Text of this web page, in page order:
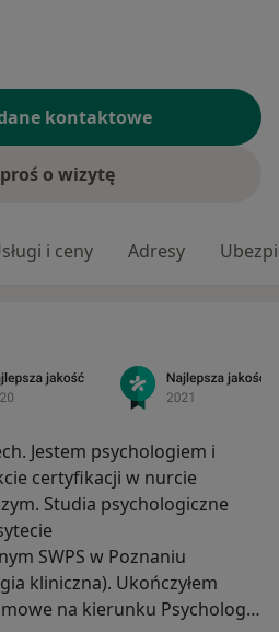
kontaktowe
o wizytę
i ceny Adresy
Jestem psychologiem i
certyfikacji w nurcie
Studia psychologiczne
SWPS w Poznaniu
kliniczna). Ukończyłem
na kierunku Psychologia